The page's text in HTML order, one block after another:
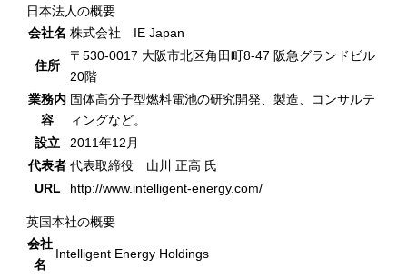
日本法人の概要
会社名 株式会社 IE Japan
住所
〒530-0017 大阪市北区角田町8-47 阪急グランドビル
20階
業務内
容
固体高分子型燃料電池の研究開発、製造、コンサルテ
ィングなど。
設立
2011年12月
代表者 代表取締役 山川 正高 氏
URL
http://www.intelligent-energy.com/
英国本社の概要
会社
名
Intelligent Energy Holdings